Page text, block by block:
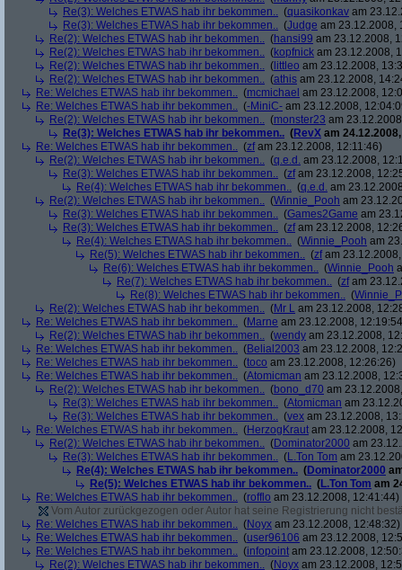
Re(3): Welches ETWAS hab ihr bekommen.. (quasikonkav am
Re(3): Welches ETWAS hab ihr bekommen.. (Judge am 23.12.2008,
Re(2): Welches ETWAS hab ihr bekommen.. (hansi99 am 23.12.2008,
Re(2): Welches ETWAS hab ihr bekommen.. (kopfnick am 23.12.2008,
Re(2): Welches ETWAS hab ihr bekommen.. ( littleo am 23.12.2008,
Re(2): Welches ETWAS hab ihr bekommen.. (athis am 23.12.2008,
Re: Welches ETWAS hab ihr bekommen.. (mcmichael am 23.12.2008,
Re: Welches ETWAS hab ihr bekommen.. (-MiniC- am 23.12.2008,
Re(2): Welches ETWAS hab ihr bekommen.. (monster23 am
Re(3): Welches ETWAS hab ihr bekommen.. (RevX am
Re: Welches ETWAS hab ihr bekommen.. (zfam 23.12.2008, 12:11:46)
Re(2): Welches ETWAS hab ihr bekommen.. (q.e.d. am 23.12.2008,
Re(3): Welches ETWAS hab ihr bekommen.. (zfam 23.12.2008,
Re(4): Welches ETWAS hab ihr bekommen.. (q.e.d. am
Re(2): Welches ETWAS hab ihr bekommen.. (Winnie_Pooh am
Re(3): Welches ETWAS hab ihr bekommen.. (Games2Game am
Re(3): Welches ETWAS hab ihr bekommen.. (zfam 23.12.2008,
Re(4): Welches ETWAS hab ihr bekommen.. (Winnie_Pooh am
Re(5): Welches ETWAS hab ihr bekommen.. (zfam
Re(6): Welches ETWAS hab ihr bekommen.. (Winnie_Pooh
Re(7): Welches ETWAS hab ihr bekommen.. (zfam
Re(8): Welches ETWAS hab ihr bekommen.. (
Re(2): Welches ETWAS hab ihr bekommen.. (Mr L am 23.12.2008,
Re: Welches ETWAS hab ihr bekommen.. (Marne am 23.12.2008,
Re(2): Welches ETWAS hab ihr bekommen.. (wendy am 23.12.2008,
Re: Welches ETWAS hab ihr bekommen.. (Belial2003 am 23.12.2008,
Re: Welches ETWAS hab ihr bekommen.. (toco am 23.12.2008, 12:26:26)
Re: Welches ETWAS hab ihr bekommen.. (Atomicman am 23.12.2008,
Re(2): Welches ETWAS hab ihr bekommen.. (bono_d70 am
Re(3): Welches ETWAS hab ihr bekommen.. (Atomicman am
Re(3): Welches ETWAS hab ihr bekommen.. (vex am 23.12.2008,
Re: Welches ETWAS hab ihr bekommen.. (HerzogKraut am 23.12.2008,
Re(2): Welches ETWAS hab ihr bekommen.. (Dominator2000 am
Re(3): Welches ETWAS hab ihr bekommen.. (L.Ton Tom am
Re(4): Welches ETWAS hab ihr bekommen.. (Dominator2000
Re(5): Welches ETWAS hab ihr bekommen.. (L.Ton Tom am
Re: Welches ETWAS hab ihr bekommen.. (rofflo am 23.12.2008, 12:41:44)
Vom Autor zurückgezogen oder Autor hat seine Registrierung nicht
Re: Welches ETWAS hab ihr bekommen.. (Noyx am 23.12.2008, 12:48:32)
Re: Welches ETWAS hab ihr bekommen.. (user96106 am 23.12.2008,
Re: Welches ETWAS hab ihr bekommen.. (infopoint am 23.12.2008,
Re(2): Welches ETWAS hab ihr bekommen.. (Noyx am 23.12.2008,